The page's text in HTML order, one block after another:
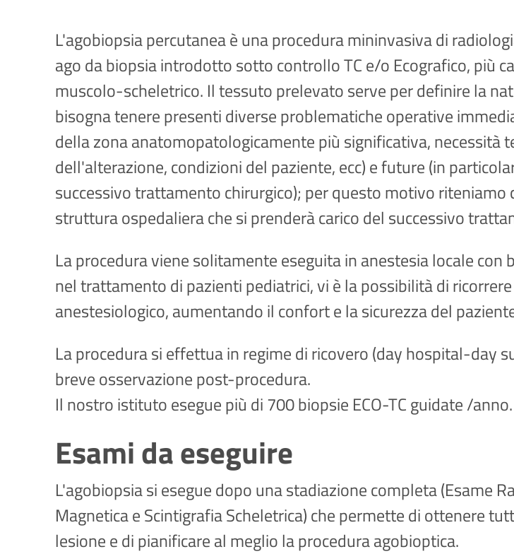
L'agobiopsia percutanea è una procedura mininvasiva di
ago da biopsia introdotto sotto controllo TC e/o Ecografico, più
muscolo-scheletrico. Il tessuto prelevato serve per definire la
bisogna tenere presenti diverse problematiche operative
della zona anatomopatologicamente più significativa, necessità
dell'alterazione, condizioni del paziente, ecc) e future (in
successivo trattamento chirurgico); per questo motivo
struttura ospedaliera che si prenderà carico del successivo
La procedura viene solitamente eseguita in anestesia locale
nel trattamento di pazienti pediatrici, vi è la possibilità di
anestesiologico, aumentando il confort e la sicurezza del
La procedura si effettua in regime di ricovero (day hospital-day
breve osservazione post-procedura.
Il nostro istituto esegue più di 700 biopsie ECO-TC guidate /anno.
Esami da eseguire
L'agobiopsia si esegue dopo una stadiazione completa (Esame
Magnetica e Scintigrafia Scheletrica) che permette di ottenere
lesione e di pianificare al meglio la procedura agobioptica.